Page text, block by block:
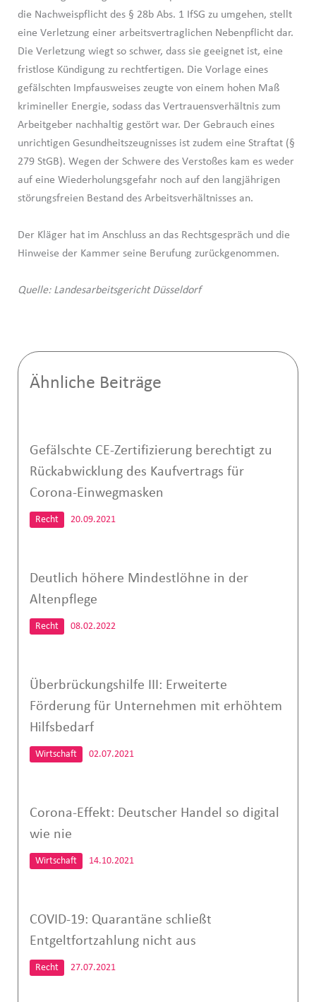
die Nachweispflicht des § 28b Abs. 1 IfSG zu umgehen, stellt
eine Verletzung einer arbeitsvertraglichen Nebenpflicht dar.
Die Verletzung wiegt so schwer, dass sie geeignet ist, eine
fristlose Kündigung zu rechtfertigen. Die Vorlage eines
gefälschten Impfausweises zeugte von einem hohen Maß
krimineller Energie, sodass das Vertrauensverhältnis zum
Arbeitgeber nachhaltig gestört war. Der Gebrauch eines
unrichtigen Gesundheitszeugnisses ist zudem eine Straftat (§
279 StGB). Wegen der Schwere des Verstoßes kam es weder
auf eine Wiederholungsgefahr noch auf den langjährigen
störungsfreien Bestand des Arbeitsverhältnisses an.
Der Kläger hat im Anschluss an das Rechtsgespräch und die
Hinweise der Kammer seine Berufung zurückgenommen.
Quelle: Landesarbeitsgericht Düsseldorf
Ähnliche Beiträge
Gefälschte CE-Zertifizierung berechtigt zu
Rückabwicklung des Kaufvertrags für
Corona-Einwegmasken
Recht 20.09.2021
Deutlich höhere Mindestlöhne in der
Altenpflege
Recht 08.02.2022
Überbrückungshilfe III: Erweiterte
Förderung für Unternehmen mit erhöhtem
Hilfsbedarf
Wirtschaft 02.07.2021
Corona-Effekt: Deutscher Handel so digital
wie nie
Wirtschaft 14.10.2021
COVID-19: Quarantäne schließt
Entgeltfortzahlung nicht aus
Recht 27.07.2021